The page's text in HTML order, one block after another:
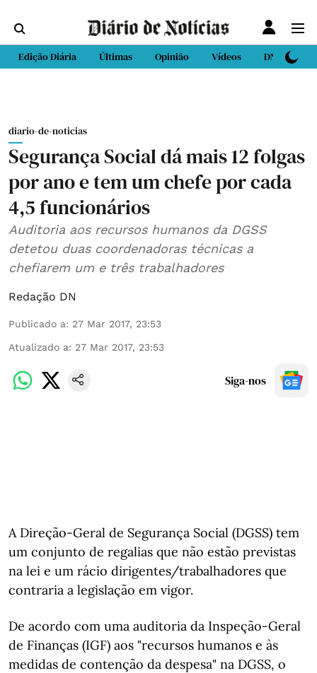
Edição Diária Últimas Opinião Vídeos DN Sport
diario-de-noticias
Segurança Social dá mais 12 folgas
por ano e tem um chefe por cada
4,5 funcionários
Auditoria aos recursos humanos da DGSS
detetou duas coordenadoras técnicas a
chefiarem um e três trabalhadores
Redação DN
Publicado a: 27 Mar 2017, 23:53
Atualizado a: 27 Mar 2017, 23:53
Siga-nos
A Direção-Geral de Segurança Social (DGSS) tem
um conjunto de regalias que não estão previstas
na lei e um rácio dirigentes/trabalhadores que
contraria a legislação em vigor.
De acordo com uma auditoria da Inspeção-Geral
de Finanças (IGF) aos "recursos humanos e às
medidas de contenção da despesa" na DGSS, o